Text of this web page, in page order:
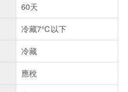
60天
冷藏7℃以下
冷藏
應稅